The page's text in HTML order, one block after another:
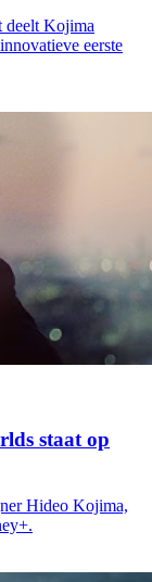
deelt Kojima
eerste
staat op
Hideo Kojima,